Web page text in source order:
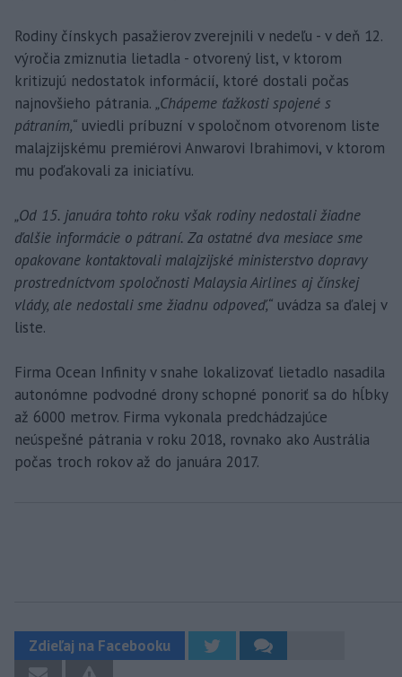
Rodiny čínskych pasažierov zverejnili v nedeľu - v deň 12.
výročia zmiznutia lietadla - otvorený list, v ktorom
kritizujú nedostatok informácií, ktoré dostali počas
najnovšieho pátrania. „Chápeme ťažkosti spojené s
pátraním,“ uviedli príbuzní v spoločnom otvorenom liste
malajzijskému premiérovi Anwarovi Ibrahimovi, v ktorom
mu poďakovali za iniciatívu.
„Od 15. januára tohto roku však rodiny nedostali žiadne
ďalšie informácie o pátraní. Za ostatné dva mesiace sme
opakovane kontaktovali malajzijské ministerstvo dopravy
prostredníctvom spoločnosti Malaysia Airlines aj čínskej
vlády, ale nedostali sme žiadnu odpoveď,“ uvádza sa ďalej v
liste.
Firma Ocean Infinity v snahe lokalizovať lietadlo nasadila
autonómne podvodné drony schopné ponoriť sa do hĺbky
až 6000 metrov. Firma vykonala predchádzajúce
neúspešné pátrania v roku 2018, rovnako ako Austrália
počas troch rokov až do januára 2017.
Zdieľaj na Facebooku